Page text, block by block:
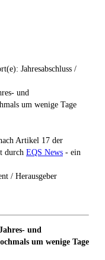
Jahresabschluss /
und
um wenige Tage
Artikel 17 der
durch EQS News - ein
/ Herausgeber
und
um wenige Tage